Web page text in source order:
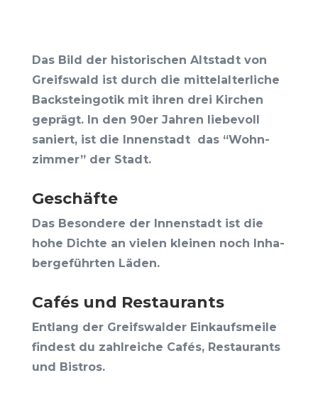
Das Bild der his­to­ri­schen Alt­stadt von
Greifs­wald ist durch die mit­tel­al­ter­li­che
Back­stein­go­tik mit ihren drei Kir­chen
geprägt. In den 90er Jah­ren lie­be­voll
saniert, ist die Innen­stadt das “Wohn­
zim­mer” der Stadt.
Geschäf­te
Das Beson­de­re der Innen­stadt ist die
hohe Dich­te an vie­len klei­nen noch Inha­
ber­ge­führ­ten Läden.
Cafés und Restaurants
Ent­lang der Greifs­wal­der Ein­kaufs­mei­le
fin­dest du zahl­rei­che Cafés, Restau­rants
und Bistros.